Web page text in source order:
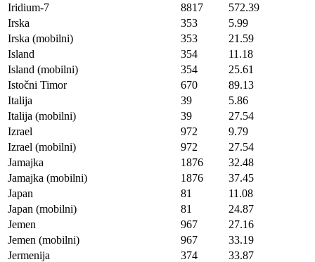
Iridium-7
8817
572.39
Irska
353
5.99
Irska (mobilni)
353
21.59
Island
354
11.18
Island (mobilni)
354
25.61
Istočni Timor
670
89.13
Italija
39
5.86
Italija (mobilni)
39
27.54
Izrael
972
9.79
Izrael (mobilni)
972
27.54
Jamajka
1876
32.48
Jamajka (mobilni)
1876
37.45
Japan
81
11.08
Japan (mobilni)
81
24.87
Jemen
967
27.16
Jemen (mobilni)
967
33.19
Jermenija
374
33.87